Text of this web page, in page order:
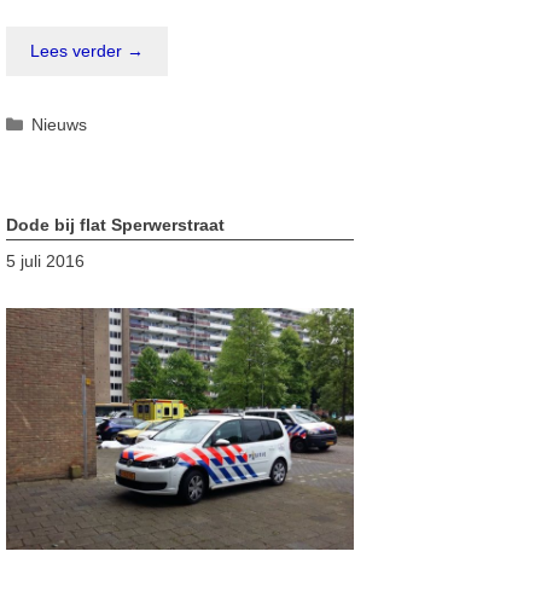
Lees verder →
Categorieën
Nieuws
Dode bij flat Sperwerstraat
5 juli 2016